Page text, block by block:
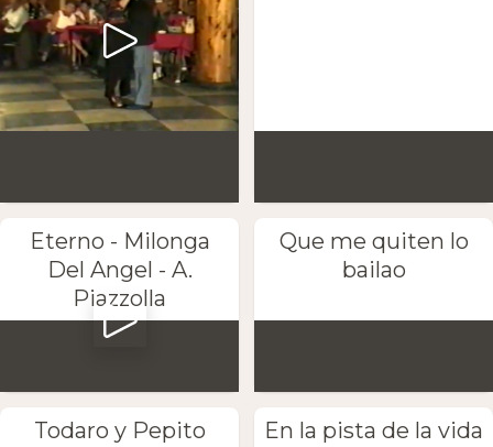
Eterno - Milonga
Del Angel - A.
Piazzolla
Que me quiten lo
bailao
Todaro y Pepito
En la pista de la vida